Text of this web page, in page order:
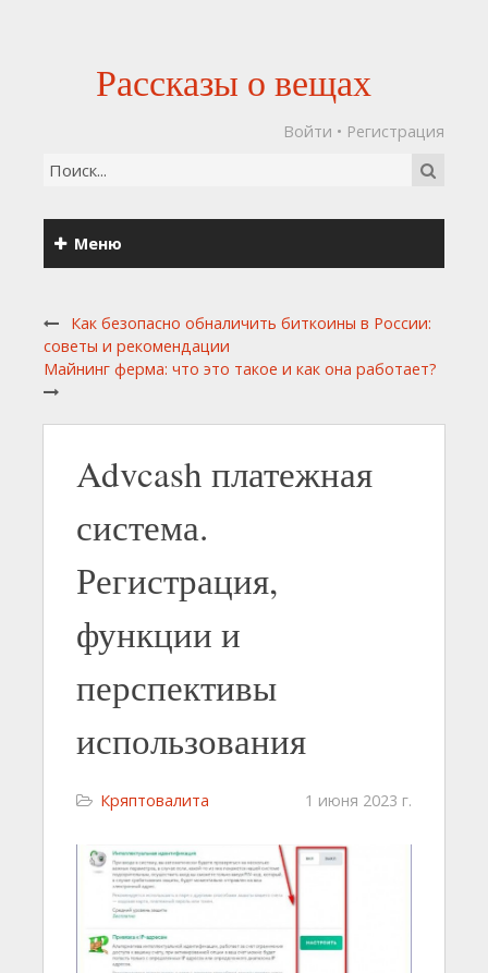
Рассказы о вещах
Войти • Регистрация
Меню
Как безопасно обналичить биткоины в России:
советы и рекомендации
Майнинг ферма: что это такое и как она работает?
Advcash платежная
система.
Регистрация,
функции и
перспективы
использования
Кряптовалита 1 июня 2023 г.